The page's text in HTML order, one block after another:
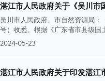
湛江市人民政府关于《吴川
吴川市人民政府、市自然资源局
号）收悉。根据《广东省市县级
2024-05-23
湛江市人民政府关于印发湛江